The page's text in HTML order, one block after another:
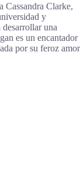
Cassandra Clarke,
y
desarrollar una
es un encantador
por su feroz amor